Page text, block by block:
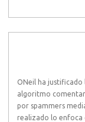
ONeil ha
algoritmo
por spammers
realizado lo enfoca